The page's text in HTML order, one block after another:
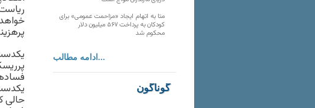
حالی
متا به اتهام ایجاد «مزاحمت عمومی» برای
کودکان به پرداخت ۵۶۷ میلیون دلار
محکوم شد
ادامه مطالب...
گوناگون